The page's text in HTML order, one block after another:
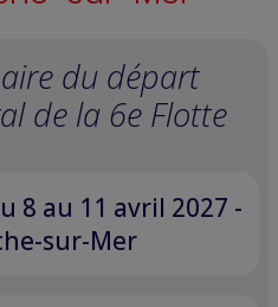
du départ
de la 6e Flotte
8 au 11 avril 2027 -
sur-Mer